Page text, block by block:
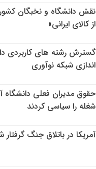
نقش دانشگاه و نخبگان
از کالای ایرانی»
گسترش رشته های کاربردی
اندازی شبکه نوآوری
حقوق مدیران فعلی دانشگاه
شغله را سیاسی کردند
آمریکا در باتلاق جنگ